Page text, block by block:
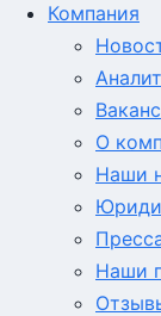
Компания
О
Наши
Наши